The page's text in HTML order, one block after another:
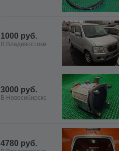
1000 руб.
В Владивостоке
3000 руб.
В Новосибирске
4780 руб.